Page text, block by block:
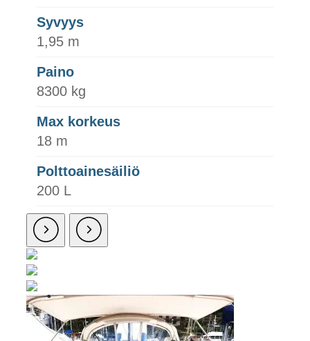
Syvyys
1,95 m
Paino
8300 kg
Max korkeus
18 m
Polttoainesäiliö
200 L